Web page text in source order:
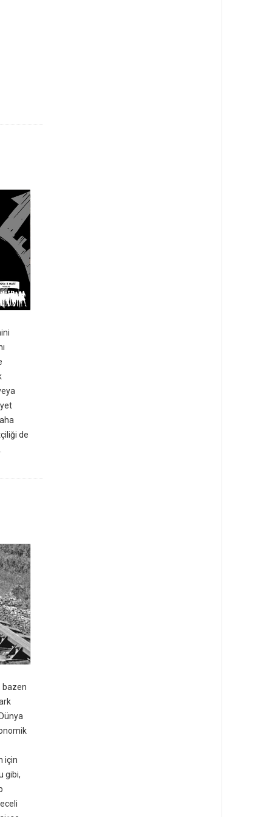
de
bazen
için
gibi,